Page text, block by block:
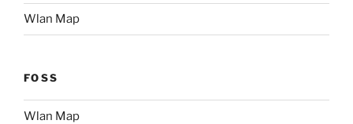
Wlan Map
FOSS
Wlan Map